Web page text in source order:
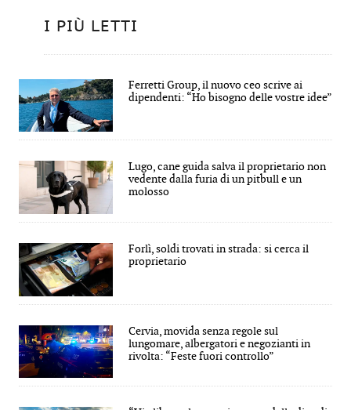
I PIÙ LETTI
Ferretti Group, il nuovo ceo scrive ai
dipendenti: “Ho bisogno delle vostre idee”
Lugo, cane guida salva il proprietario non
vedente dalla furia di un pitbull e un
molosso
Forlì, soldi trovati in strada: si cerca il
proprietario
Cervia, movida senza regole sul
lungomare, albergatori e negozianti in
rivolta: “Feste fuori controllo”